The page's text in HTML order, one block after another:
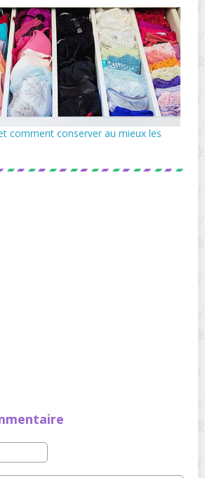
comment conserver au mieux les